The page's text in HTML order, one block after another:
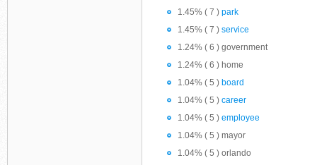
1.45% ( 7 ) park
1.45% ( 7 ) service
1.24% ( 6 ) government
1.24% ( 6 ) home
1.04% ( 5 ) board
1.04% ( 5 ) career
1.04% ( 5 ) employee
1.04% ( 5 ) mayor
1.04% ( 5 ) orlando